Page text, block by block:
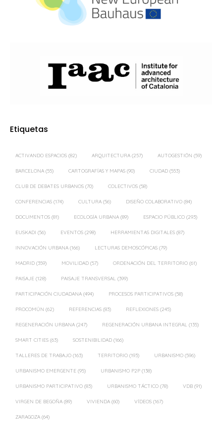
Etiquetas
ACTIVANDO ESPACIOS (82) ARQUITECTURA (257) AUTOGESTIÓN (59)
BARCELONA (55) CARTOGRAFÍAS Y MAPAS (90) CIUDAD (553)
CLUB DE DEBATES URBANOS (70) COLECTIVOS (58)
CONFERENCIAS (174) CULTURA (56) DISEÑO COLABORATIVO (84)
DOCUMENTOS (81) ECOLOGÍA URBANA (89) ESPACIO PÚBLICO (293)
EUSKADI (56) EVENTOS (298) HERRAMIENTAS DIGITALES (87)
INNOVACIÓN URBANA (166) LECTURAS DEMOSCÓPICAS (79)
MADRID (359) MOVILIDAD (57) ORDENACIÓN DEL TERRITORIO (61)
PAISAJE (128) PAISAJE TRANSVERSAL (399)
PARTICIPACIÓN CIUDADANA (494) PROCESOS PARTICIPATIVOS (58)
PROCOMÚN (62) REFERENCIAS (83) REFLEXIONES (245)
REGENERACIÓN URBANA (247) REGENERACIÓN URBANA INTEGRAL (135)
SMART CITIES (63) SOSTENIBILIDAD (166)
TALLERES DE TRABAJO (163) TERRITORIO (193) URBANISMO (596)
URBANISMO EMERGENTE (95) URBANISMO P2P (138)
URBANISMO PARTICIPATIVO (83) URBANISMO TÁCTICO (78) VDB (91)
VIRGEN DE BEGOÑA (89) VIVIENDA (60) VÍDEOS (167)
ZARAGOZA (64)